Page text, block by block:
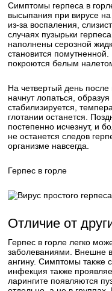
Симптомы герпеса в
высыпания при вирусе
из-за воспаления,
случаях пузырьки
наполнены серозной
становится
покроются белым
На четвертый день после
начнут лопаться,
стабилизируется,
глотании останется.
постепенно исчезнут, и
не останется следов
организме навсегда.
Герпес в горле
Отличие от
Герпес в горле легко
заболеваниями. Внешне
ангину. Симптомы также
инфекция также
ларингите появляются